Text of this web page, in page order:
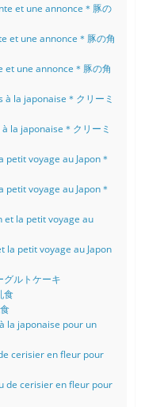
et une annonce＊豚の
et une annonce＊豚の角
une annonce＊豚の角
la japonaise＊クリーミ
la japonaise＊クリーミ
voyage au Japon＊
voyage au Japon＊
et la petit voyage au
la petit voyage au Japon
ルトケーキ
食
la japonaise pour un
cerisier en fleur pour
de cerisier en fleur pour